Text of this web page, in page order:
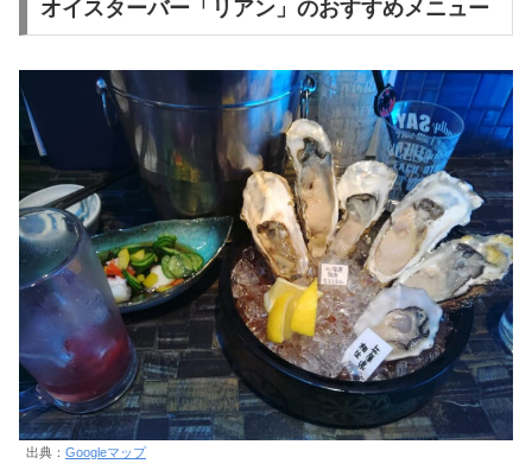
オイスターバー「リアン」のおすすめメニュー
出典： Googleマップ